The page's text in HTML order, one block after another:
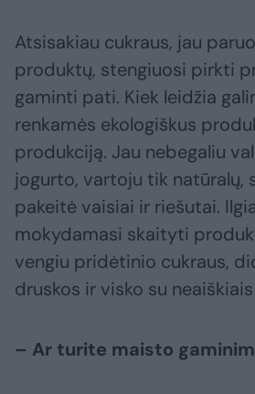
Atsisakiau cukraus, jau
produktų, stengiuosi pirkti
gaminti pati. Kiek leidžia
renkamės ekologiškus
produkciją. Jau nebegaliu
jogurto, vartoju tik natūralų,
pakeitė vaisiai ir riešutai.
mokydamasi skaityti
vengiu pridėtinio cukraus,
druskos ir visko su
– Ar turite maisto